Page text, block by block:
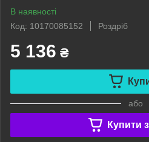
В наявності
Код: 10170085152
Роздріб
5 136 ₴
або
Купити з